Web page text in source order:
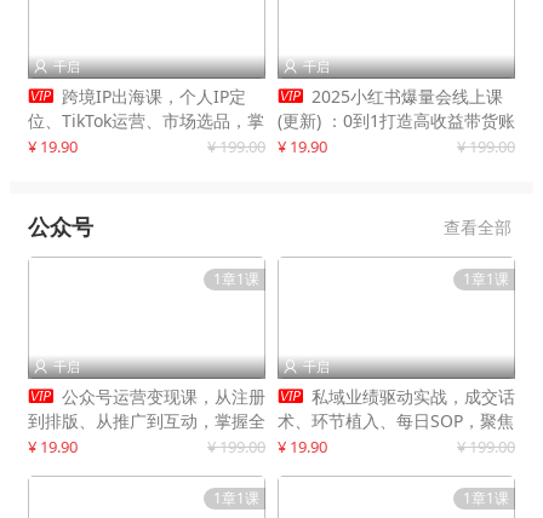
 千启
 跨境IP出海课，个人IP定
位、TikTok运营、市场选品，掌
握核心闭环，实现月入1万美金
¥ 19.90 ¥ 199.00
 千启
 2025小红书爆量会线上课
(更新) ：0到1打造高收益带货账
号，靠小红书带货年入100w？
¥ 19.90 ¥ 199.00
公众号 查看全部
1章1课
 千启
 公众号运营变现课，从注册
到排版、从推广到互动，掌握全
流程，开启个人品牌月入
¥ 19.90 ¥ 199.00
1章1课
 千启
 私域业绩驱动实战，成交话
术、环节植入、每日SOP，聚焦
增长，驱动营收持续突破
¥ 19.90 ¥ 199.00
1章1课 1章1课